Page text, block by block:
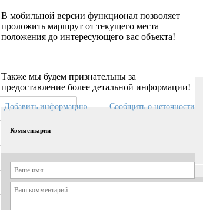
В мобильной версии функционал позволяет
проложить маршрут от текущего места
положения до интересующего вас объекта!
Также мы будем признательны за
предоставление более детальной информации!
Сообщить о неточности
Добавить информацию
Комментарии